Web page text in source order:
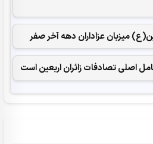
میزبان عزاداران دهه آخر صفر
اصلی تصادفات زائران اربعین است